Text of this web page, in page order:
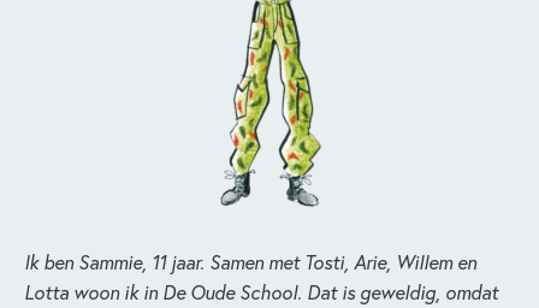
Ik ben Sammie, 11 jaar. Samen met Tosti, Arie, Willem en
Lotta woon ik in De Oude School. Dat is geweldig, omdat